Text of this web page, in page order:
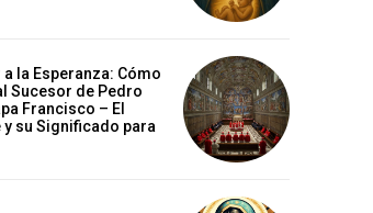
a la Esperanza: Cómo
Sucesor de Pedro
Francisco – El
y su Significado para